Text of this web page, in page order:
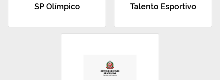
SP Olímpico Talento Esportivo